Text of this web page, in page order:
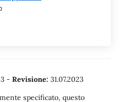
- Revisione: 31.07.2023
specificato, questo